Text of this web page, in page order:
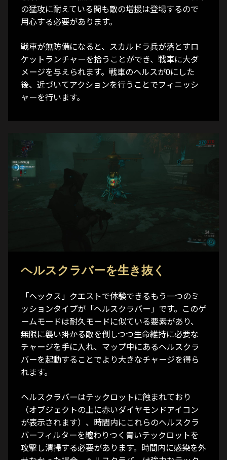
の猛攻に耐えている間も敵の増援は登場するので
用心する必要があります。
戦車が無防備になると、スカルドラ兵が落とすロ
ケットランチャーを拾うことができ、戦車に大ダ
メージを与えられます。戦車のヘルスが0にした
後、近づいてアクションを行うことでフィニッシ
ャーを行います。
ヘルスクラバーを生き抜く
「ヘックス」クエストで体験できるもう一つのミ
ッションタイプが「ヘルスクラバー」です。このゲ
ームモードは耐久モードに似ている要素があり、
無限に襲い掛かる敵を倒しつつ生命維持に必要な
チャージを手に入れ、マップ中にあるヘルスクラ
バーを起動することでより大きなチャージを得ら
れます。
ヘルスクラバーはテックロットに蝕まれており
（オブジェクトの上に赤いダイヤモンドアイコン
が表示されます）、時間内にこれらのヘルスクラ
バーフィルターを纏わりつく青いテックロットを
攻撃し清掃する必要があります。時間内に感染を外